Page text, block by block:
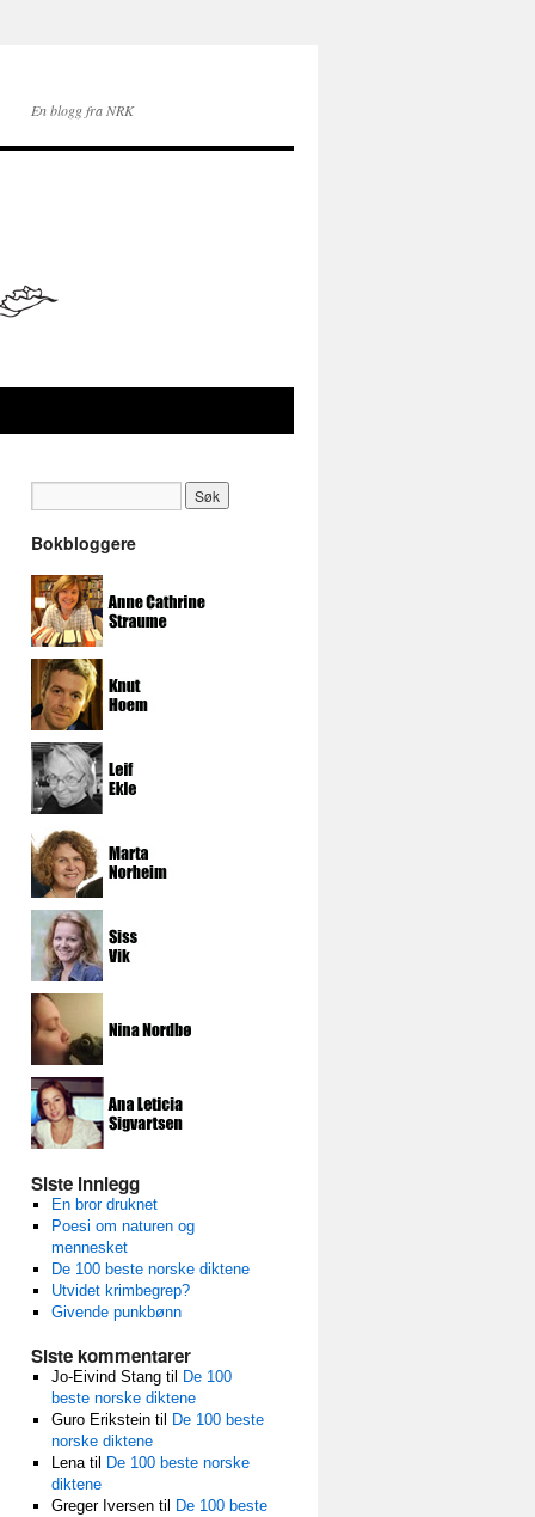
En blogg fra NRK
Bokbloggere
Siste innlegg
En bror druknet
Poesi om naturen og
mennesket
De 100 beste norske diktene
Utvidet krimbegrep?
Givende punkbønn
Siste kommentarer
Jo-Eivind Stangtil
De 100
beste norske diktene
Guro Eriksteintil
De 100 beste
norske diktene
Lenatil
De 100 beste norske
diktene
Greger Iversentil
De 100 beste